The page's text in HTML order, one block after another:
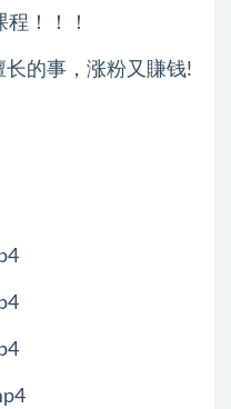
！！！
的事，涨粉又賺钱!